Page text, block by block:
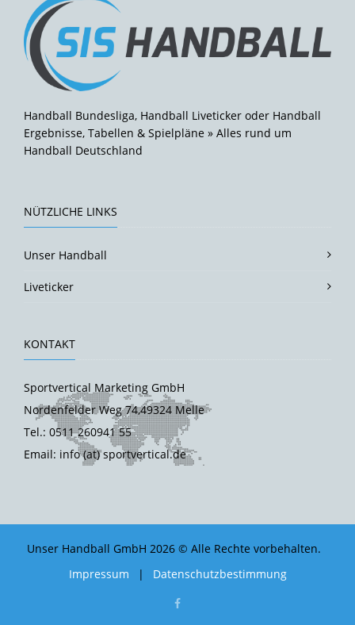
Handball Bundesliga, Handball Liveticker oder Handball
Ergebnisse, Tabellen & Spielpläne » Alles rund um
Handball Deutschland
NÜTZLICHE LINKS
Unser Handball
Liveticker
KONTAKT
Sportvertical Marketing GmbH
Nordenfelder Weg 74,49324 Melle
Tel.: 0511 260941 55
Email: info (at) sportvertical.de
Unser Handball GmbH 2026 © Alle Rechte vorbehalten.
Impressum
| Datenschutzbestimmung